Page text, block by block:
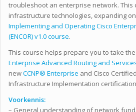
troubleshoot an enterprise network.
infrastructure technologies, expanding
Implementing and Operating Cisco
(ENCOR) v1.0 course.
This course helps prepare you to take
Enterprise Advanced Routing and Services
newCCNP® Enterprise and Cisco
Infrastructure Implementation
Voorkennis:
– General understanding of network